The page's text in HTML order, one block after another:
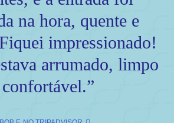
na hora, quente e
impressionado!
arrumado, limpo
confortável.”